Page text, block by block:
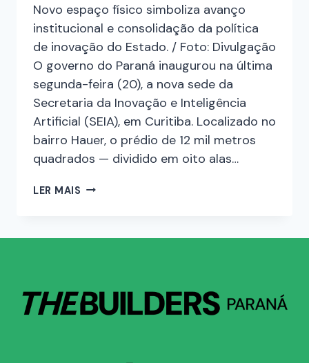
Novo espaço físico simboliza avanço
institucional e consolidação da política
de inovação do Estado. / Foto: Divulgação
O governo do Paraná inaugurou na última
segunda-feira (20), a nova sede da
Secretaria da Inovação e Inteligência
Artificial (SEIA), em Curitiba. Localizado no
bairro Hauer, o prédio de 12 mil metros
quadrados — dividido em oito alas…
LER MAIS